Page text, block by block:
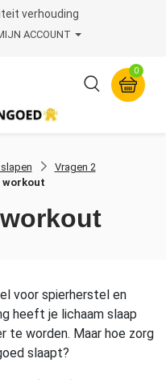
verhouding
ACCOUNT
0
Vragen 2
workout
workout
voor spierherstel en
heeft je lichaam slaap
te worden. Maar hoe zorg
slaapt?